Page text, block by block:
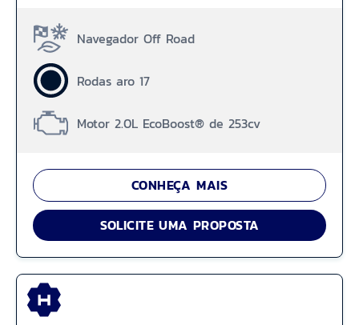
Navegador Off Road
Rodas aro 17
Motor 2.0L EcoBoost® de 253cv
CONHEÇA MAIS
SOLICITE UMA PROPOSTA